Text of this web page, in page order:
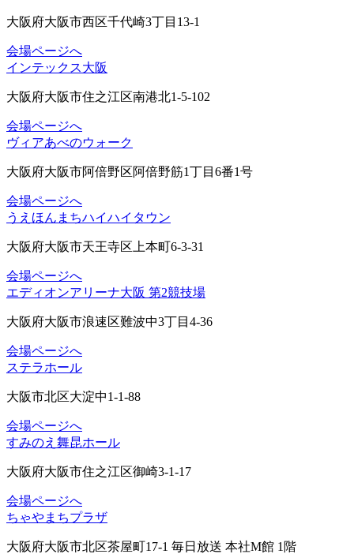
大阪府大阪市西区千代崎3丁目13-1
会場ページへ
インテックス大阪
大阪府大阪市住之江区南港北1-5-102
会場ページへ
ヴィアあべのウォーク
大阪府大阪市阿倍野区阿倍野筋1丁目6番1号
会場ページへ
うえほんまちハイハイタウン
大阪府大阪市天王寺区上本町6-3-31
会場ページへ
エディオンアリーナ大阪 第2競技場
大阪府大阪市浪速区難波中3丁目4-36
会場ページへ
ステラホール
大阪市北区大淀中1-1-88
会場ページへ
すみのえ舞昆ホール
大阪府大阪市住之江区御崎3-1-17
会場ページへ
ちゃやまちプラザ
大阪府大阪市北区茶屋町17-1 毎日放送 本社M館 1階